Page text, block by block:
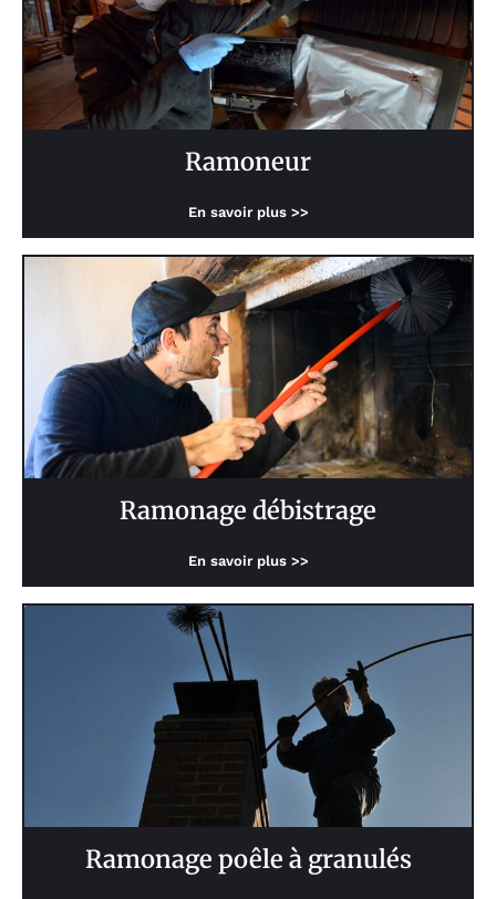
Ramoneur
En savoir plus >>
Ramonage débistrage
En savoir plus >>
Ramonage poêle à granulés